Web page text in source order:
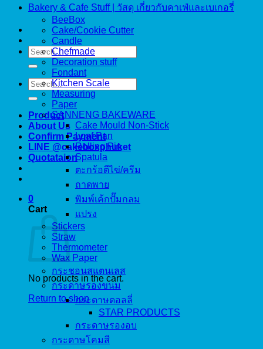
Search
for:
Search
for:
Product
About Us
Confirm Payment
LINE @cakeboxphuket
Quotataion
0
Cart
No products in the cart.
Return to shop
Bakery & Cafe Stuff | วัสดุ เกี่ยวกับคาเฟ่และเบเกอรี่
BeeBox
Cake/Cookie Cutter
Candle
Chefmade
Decoration stuff
Fondant
Kitchen Scale
Measuring
Paper
SANNENG BAKEWARE
Cake Mould Non-Stick
Loaf Pan
Rolling Pin
Spatula
ตะกร้อตีไข่/ครีม
ถาดพาย
พิมพ์เค้กปั๊มกลม
แปรง
Stickers
Straw
Thermometer
Wax Paper
กระชอนสแตนเลส
กระดาษรองขนม
กระดาษดอลลี่
STAR PRODUCTS
กระดาษรองอบ
กระดาษโคมสี